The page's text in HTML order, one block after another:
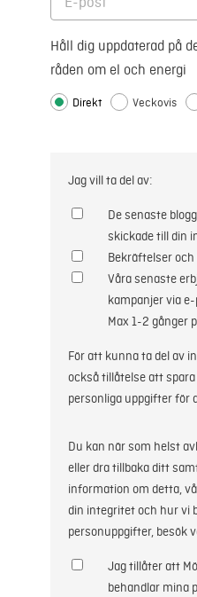
Håll dig uppdaterad på
råden om el och energi
Direkt Veckovis
Jag vill ta del av:
De senaste
skickade till din
Bekräftelser
Våra senaste
kampanjer via
Max 1-2 gånger
För att kunna ta del av
också tillåtelse att
personliga uppgifter för
Jag tillåter att
behandlar mina
Du kan när som helst
eller dra tillbaka ditt
information om detta,
din integritet och hur vi
personuppgifter, besök